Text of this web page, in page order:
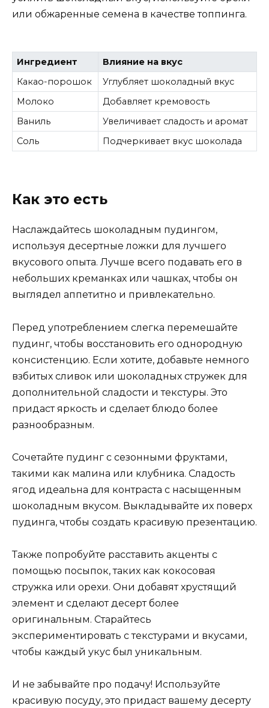
или обжаренные семена в качестве топпинга.
Ингредиент
Влияние на вкус
Какао-порошок
Углубляет шоколадный вкус
Молоко
Добавляет кремовость
Ваниль
Увеличивает сладость и аромат
Соль
Подчеркивает вкус шоколада
Как это есть
Наслаждайтесь шоколадным пудингом,
используя десертные ложки для лучшего
вкусового опыта. Лучше всего подавать его в
небольших креманках или чашках, чтобы он
выглядел аппетитно и привлекательно.
Перед употреблением слегка перемешайте
пудинг, чтобы восстановить его однородную
консистенцию. Если хотите, добавьте немного
взбитых сливок или шоколадных стружек для
дополнительной сладости и текстуры. Это
придаст яркость и сделает блюдо более
разнообразным.
Сочетайте пудинг с сезонными фруктами,
такими как малина или клубника. Сладость
ягод идеальна для контраста с насыщенным
шоколадным вкусом. Выкладывайте их поверх
пудинга, чтобы создать красивую презентацию.
Также попробуйте расставить акценты с
помощью посыпок, таких как кокосовая
стружка или орехи. Они добавят хрустящий
элемент и сделают десерт более
оригинальным. Старайтесь
экспериментировать с текстурами и вкусами,
чтобы каждый укус был уникальным.
И не забывайте про подачу! Используйте
красивую посуду, это придаст вашему десерту